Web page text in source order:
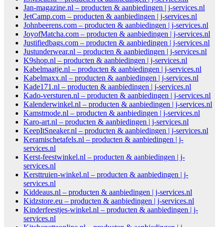
Jan-magazine.nl – producten & aanbiedingen | j-services.nl
JetCamp.com – producten & aanbiedingen | j-services.nl
Johnbeerens.com – producten & aanbiedingen | j-services.nl
JoyofMatcha.com – producten & aanbiedingen | j-services.nl
Justifiedbags.com – producten & aanbiedingen | j-services.nl
Justunderwear.nl – producten & aanbiedingen | j-services.nl
K9shop.nl – producten & aanbiedingen | j-services.nl
Kabelmaatje.nl – producten & aanbiedingen | j-services.nl
Kabelmaxx.nl – producten & aanbiedingen | j-services.nl
Kade171.nl – producten & aanbiedingen | j-services.nl
Kado-versturen.nl – producten & aanbiedingen | j-services.nl
Kalenderwinkel.nl – producten & aanbiedingen | j-services.nl
Kamstmode.nl – producten & aanbiedingen | j-services.nl
Karo-art.nl – producten & aanbiedingen | j-services.nl
KeepItSneaker.nl – producten & aanbiedingen | j-services.nl
Keramischetafels.nl – producten & aanbiedingen | j-
services.nl
Kerst-feestwinkel.nl – producten & aanbiedingen | j-
services.nl
Kersttruien-winkel.nl – producten & aanbiedingen | j-
services.nl
Kiddeaus.nl – producten & aanbiedingen | j-services.nl
Kidzstore.eu – producten & aanbiedingen | j-services.nl
Kinderfeestjes-winkel.nl – producten & aanbiedingen | j-
services.nl